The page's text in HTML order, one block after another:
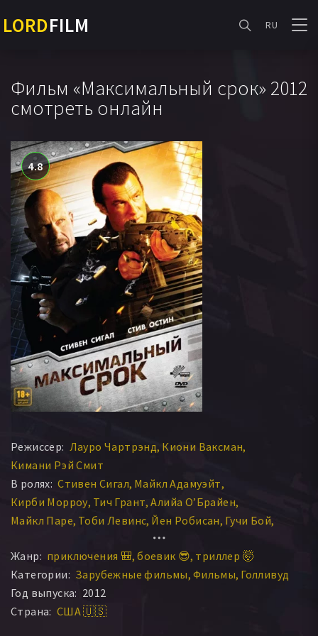
LORDFILM RU
Фильм «Максимальный срок» 2012
смотреть онлайн
4.8
Режиссер: Лауро Чартрэнд Киони Ваксман
Кимани Рэй Смит
В ролях: Стивен Сигал Майкл Адамуэйт
Кирби Морроу Тич Грант Алийа О’Брайен
Майкл Паре Тоби Левинс Йен Робисан Гучи Бой
Стив Остин
Дж.Дж. Макаро Стеф Сонг Филлип Митчелл
Джеймс Бэмфорд Брен Фостер Дин Редман
Брайан Хо Брюс Кроуфорд
Ричард Стро Дарси Лори
Жанр: приключения 🎒 боевик 😎 триллер 🤯
Категории: Зарубежные фильмы Фильмы Голливуд
Год выпуска: 2012
Страна: США 🇺🇸